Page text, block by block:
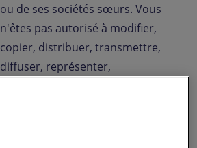
ou de ses sociétés sœurs. Vous
n'êtes pas autorisé à modifier,
copier, distribuer, transmettre,
diffuser, représenter,